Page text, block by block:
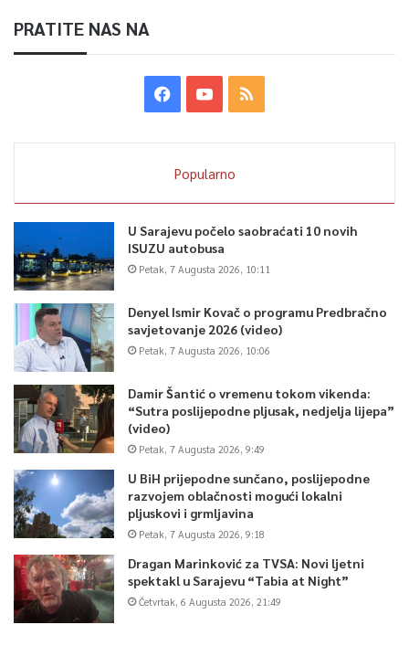
PRATITE NAS NA
Popularno
U Sarajevu počelo saobraćati 10 novih
ISUZU autobusa
Petak, 7 Augusta 2026, 10:11
Denyel Ismir Kovač o programu Predbračno
savjetovanje 2026 (video)
Petak, 7 Augusta 2026, 10:06
Damir Šantić o vremenu tokom vikenda:
“Sutra poslijepodne pljusak, nedjelja lijepa”
(video)
Petak, 7 Augusta 2026, 9:49
U BiH prijepodne sunčano, poslijepodne
razvojem oblačnosti mogući lokalni
pljuskovi i grmljavina
Petak, 7 Augusta 2026, 9:18
Dragan Marinković za TVSA: Novi ljetni
spektakl u Sarajevu “Tabia at Night”
Četvrtak, 6 Augusta 2026, 21:49